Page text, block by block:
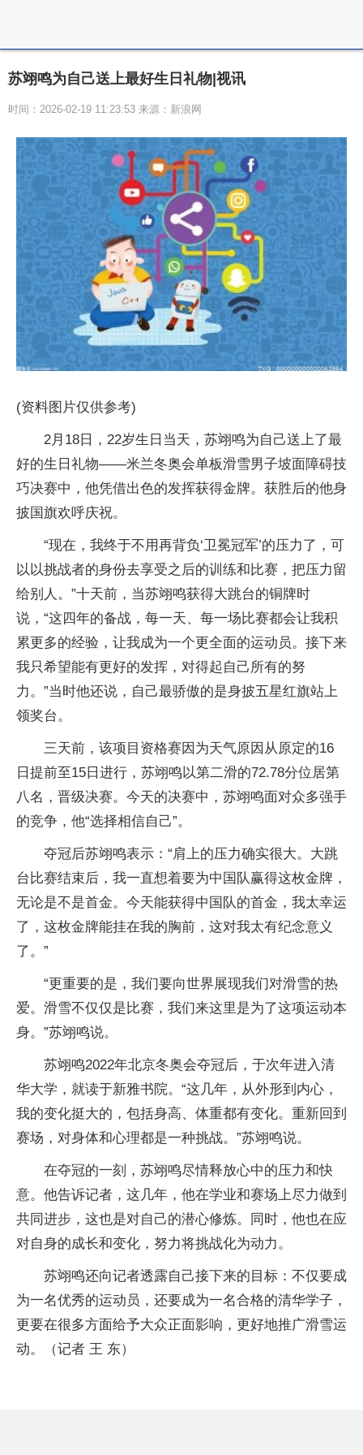
苏翊鸣为自己送上最好生日礼物|视讯
时间：2026-02-19 11:23:53 来源：新浪网
(资料图片仅供参考)
2月18日，22岁生日当天，苏翊鸣为自己送上了最
好的生日礼物——米兰冬奥会单板滑雪男子坡面障碍技
巧决赛中，他凭借出色的发挥获得金牌。获胜后的他身
披国旗欢呼庆祝。
“现在，我终于不用再背负‘卫冕冠军’的压力了，可
以以挑战者的身份去享受之后的训练和比赛，把压力留
给别人。”十天前，当苏翊鸣获得大跳台的铜牌时
说，“这四年的备战，每一天、每一场比赛都会让我积
累更多的经验，让我成为一个更全面的运动员。接下来
我只希望能有更好的发挥，对得起自己所有的努
力。”当时他还说，自己最骄傲的是身披五星红旗站上
领奖台。
三天前，该项目资格赛因为天气原因从原定的16
日提前至15日进行，苏翊鸣以第二滑的72.78分位居第
八名，晋级决赛。今天的决赛中，苏翊鸣面对众多强手
的竞争，他“选择相信自己”。
夺冠后苏翊鸣表示：“肩上的压力确实很大。大跳
台比赛结束后，我一直想着要为中国队赢得这枚金牌，
无论是不是首金。今天能获得中国队的首金，我太幸运
了，这枚金牌能挂在我的胸前，这对我太有纪念意义
了。”
“更重要的是，我们要向世界展现我们对滑雪的热
爱。滑雪不仅仅是比赛，我们来这里是为了这项运动本
身。”苏翊鸣说。
苏翊鸣2022年北京冬奥会夺冠后，于次年进入清
华大学，就读于新雅书院。“这几年，从外形到内心，
我的变化挺大的，包括身高、体重都有变化。重新回到
赛场，对身体和心理都是一种挑战。”苏翊鸣说。
在夺冠的一刻，苏翊鸣尽情释放心中的压力和快
意。他告诉记者，这几年，他在学业和赛场上尽力做到
共同进步，这也是对自己的潜心修炼。同时，他也在应
对自身的成长和变化，努力将挑战化为动力。
苏翊鸣还向记者透露自己接下来的目标：不仅要成
为一名优秀的运动员，还要成为一名合格的清华学子，
更要在很多方面给予大众正面影响，更好地推广滑雪运
动。（记者 王 东）